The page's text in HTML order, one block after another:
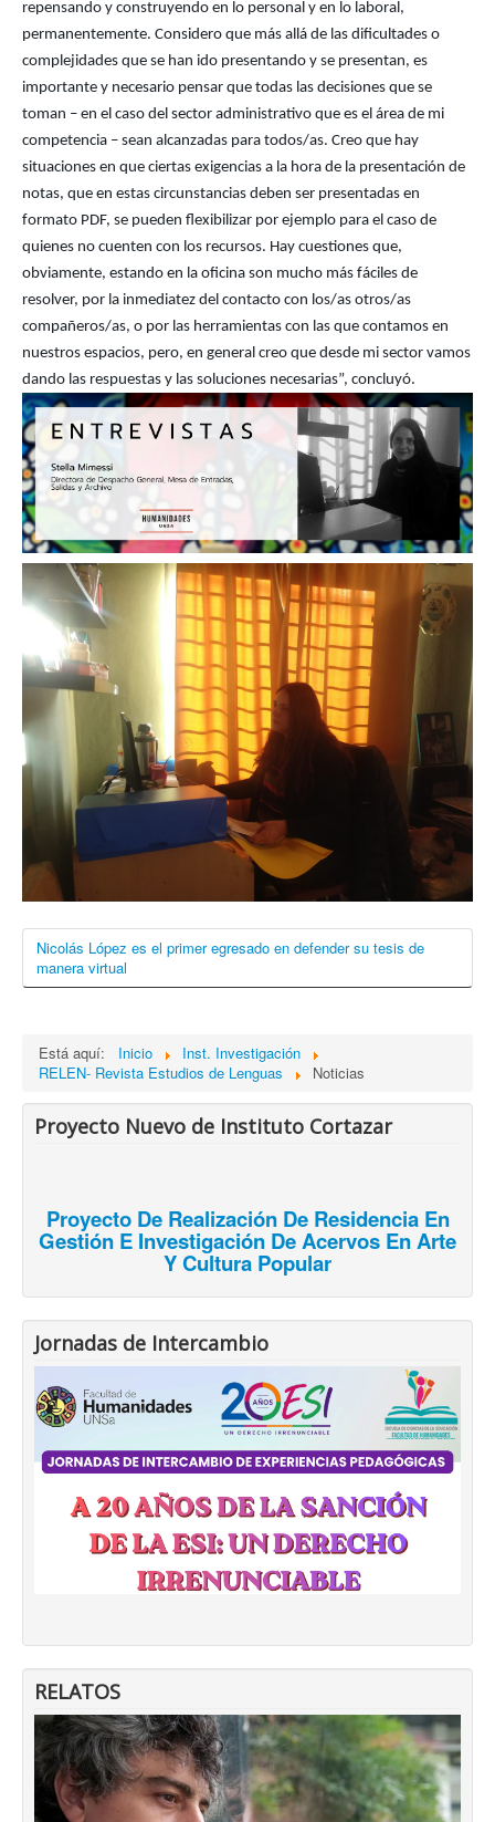
repensando y construyendo en lo personal y en lo laboral,
permanentemente. Considero que más allá de las dificultades o
complejidades que se han ido presentando y se presentan, es
importante y necesario pensar que todas las decisiones que se
toman – en el caso del sector administrativo que es el área de mi
competencia – sean alcanzadas para todos/as. Creo que hay
situaciones en que ciertas exigencias a la hora de la presentación de
notas, que en estas circunstancias deben ser presentadas en
formato PDF, se pueden flexibilizar por ejemplo para el caso de
quienes no cuenten con los recursos. Hay cuestiones que,
obviamente, estando en la oficina son mucho más fáciles de
resolver, por la inmediatez del contacto con los/as otros/as
compañeros/as, o por las herramientas con las que contamos en
nuestros espacios, pero, en general creo que desde mi sector vamos
dando las respuestas y las soluciones necesarias”, concluyó.
Nicolás López es el primer egresado en defender su tesis de
manera virtual
Está aquí: Inicio
Inst. Investigación
RELEN- Revista Estudios de Lenguas
Noticias
Proyecto Nuevo de Instituto Cortazar
Proyecto De Realización De Residencia En
Gestión E Investigación De Acervos En Arte
Y Cultura Popular
Jornadas de Intercambio
RELATOS